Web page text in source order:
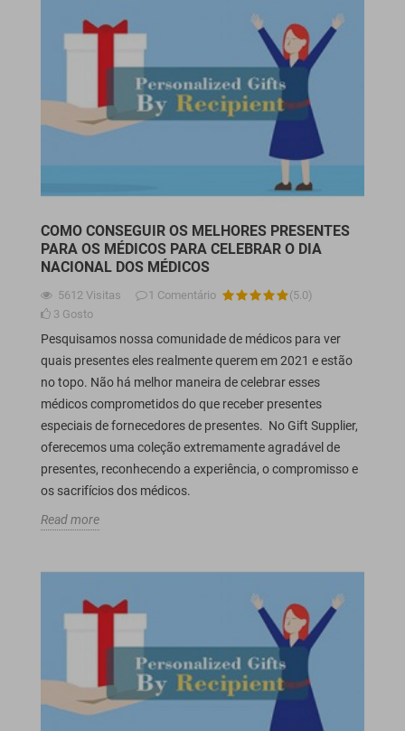
COMO CONSEGUIR OS MELHORES PRESENTES
PARA OS MÉDICOS PARA CELEBRAR O DIA
NACIONAL DOS MÉDICOS
5612 Visitas 1 Comentário (5.0)
3 Gosto
Pesquisamos nossa comunidade de médicos para ver
quais presentes eles realmente querem em 2021 e estão
no topo. Não há melhor maneira de celebrar esses
médicos comprometidos do que receber presentes
especiais de fornecedores de presentes. No Gift Supplier,
oferecemos uma coleção extremamente agradável de
presentes, reconhecendo a experiência, o compromisso e
os sacrifícios dos médicos.
Read more